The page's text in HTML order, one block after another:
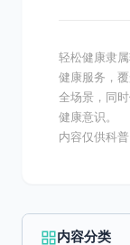
轻松健康隶
健康服务，
全场景，同
健康意识。
内容仅供科
内容分类